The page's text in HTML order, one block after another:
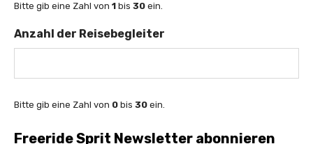
Bitte gib eine Zahl von 1 bis 30 ein.
Anzahl der Reisebegleiter
Bitte gib eine Zahl von 0 bis 30 ein.
Freeride Sprit Newsletter abonnieren